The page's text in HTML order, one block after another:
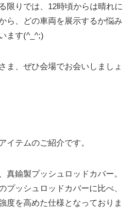
限りでは、12時頃からは晴れに
ら、どの車両を展示するか悩み
ます(^_^;)
ま、ぜひ会場でお会いしましょ
イテムのご紹介です。
真鍮製プッシュロッドカバー。
プッシュロッドカバーに比べ、
度を高めた仕様となっておりま